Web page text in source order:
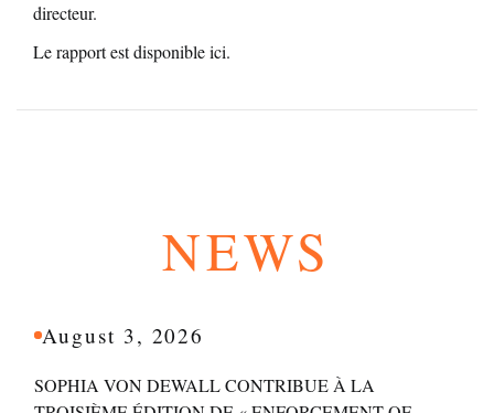
directeur.
Le rapport est disponibleici.
NEWS
August 3, 2026
SOPHIA VON DEWALL CONTRIBUE À LA